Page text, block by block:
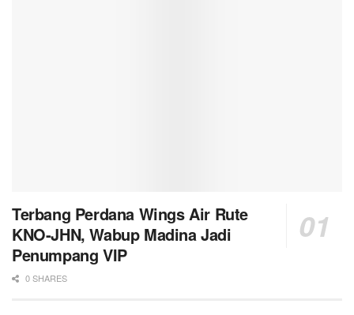
Terbang Perdana Wings Air Rute
KNO-JHN, Wabup Madina Jadi
Penumpang VIP
0 SHARES